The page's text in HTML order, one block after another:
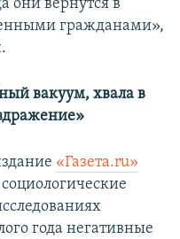
они вернутся в
гражданами»,
вакуум, хвала в
«Газета.ru»
года негативные